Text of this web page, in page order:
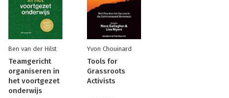
Ben van der Hilst
Teamgericht
organiseren in
het voortgezet
onderwijs
Yvon Chouinard
Tools for
Grassroots
Activists